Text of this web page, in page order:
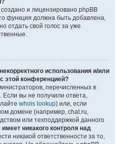
и лицензировано phpBB
функция должна быть добавлена,
отдать свой голос за уже
использования и/или
этой конференцией?
перечисленных в
вы не получили ответа,
whois lookup) или, если
домене (например, chat.ru,
или техподдержкой данного
имеет никакого контроля над
никакой ответственности за то,